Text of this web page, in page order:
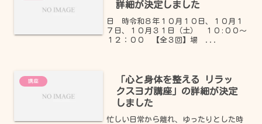
詳細が決定しました
日 時令和８年１０月１０日、１０月１
７日、１０月３１日（土） １０:００～
１２：００ 【全３回】場 ...
講座
「心と身体を整える リラッ
クスヨガ講座」の詳細が決定
しました
忙しい日常から離れ、ゆったりとした時